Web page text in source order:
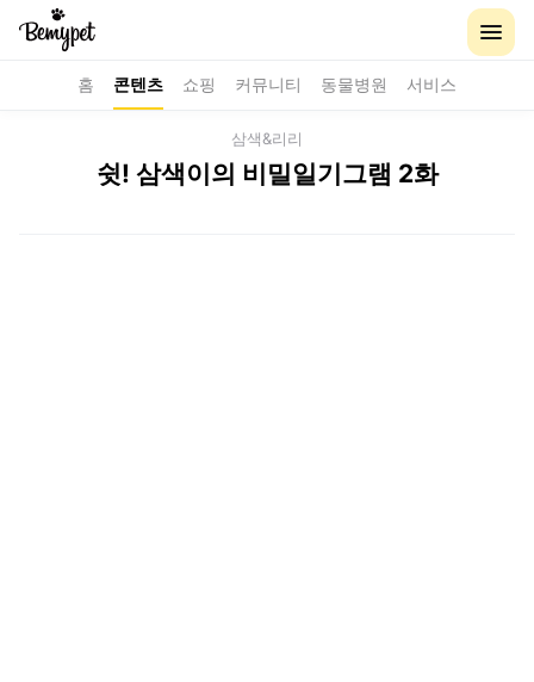
홈 콘텐츠 쇼핑 커뮤니티 동물병원 서비스
삼색&리리
쉿! 삼색이의 비밀일기그램 2화